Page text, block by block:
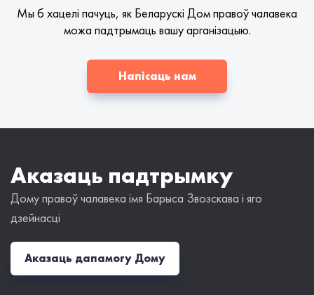
Мы б хацелі пачуць, як Беларускі Дом правоў чалавека
можа падтрымаць вашу арганізацыю.
Напісаць нам
Аказаць падтрымку
Дому правоў чалавека імя Барыса Звозскава і яго
дзейнасці
Аказаць дапамогу Дому